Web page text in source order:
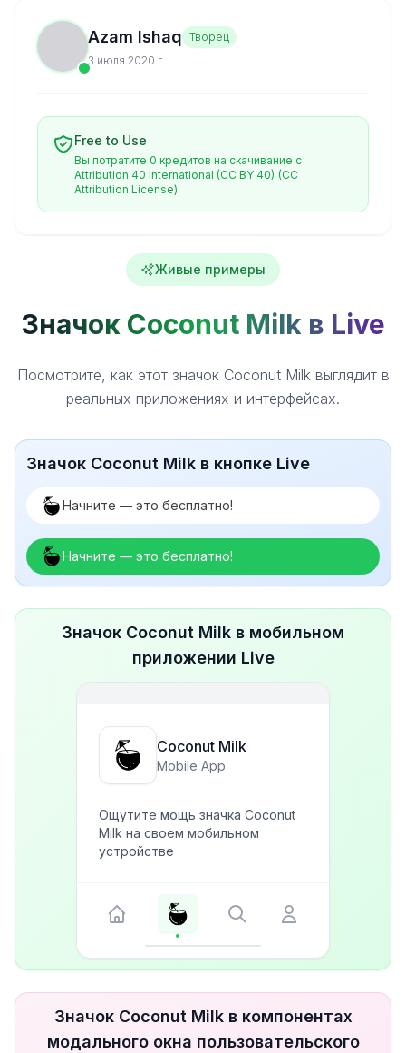
Azam Ishaq Творец
3 июля 2020 г.
Free to Use
Вы потратите 0 кредитов на скачивание с
Attribution 40 International (CC BY 40) (CC
Attribution License)
Живые примеры
Значок Coconut Milk в Live
Посмотрите, как этот значок Coconut Milk выглядит в
реальных приложениях и интерфейсах.
Значок Coconut Milk в кнопке Live
Начните — это бесплатно!
Начните — это бесплатно!
Значок Coconut Milk в мобильном
приложении Live
Coconut Milk
Mobile App
Ощутите мощь значка Coconut
Milk на своем мобильном
устройстве
Значок Coconut Milk в компонентах
модального окна пользовательского